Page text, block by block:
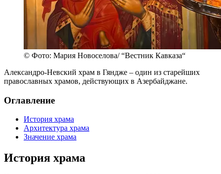
© Фото: Мария Новоселова/ “Вестник Кавказа“
Александро-Невский храм в Гяндже – один из старейших
православных храмов, действующих в Азербайджане.
Оглавление
История храма
Архитектура храма
Значение храма
История храма